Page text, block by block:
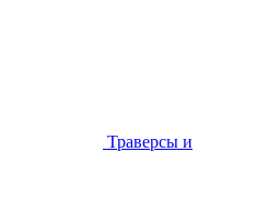
Траверсы и